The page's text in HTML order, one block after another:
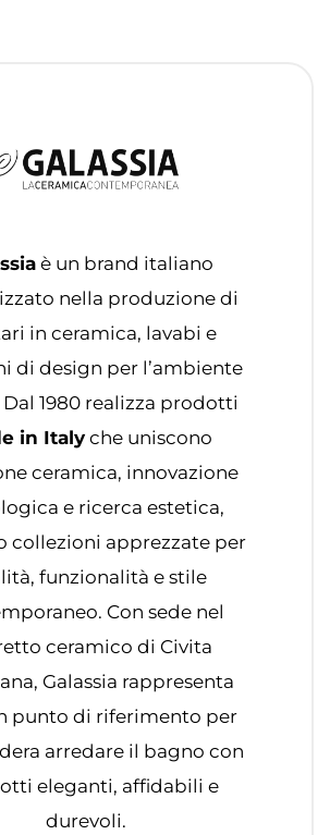
è un brand italiano
nella produzione di
in ceramica, lavabi e
di design per l’ambiente
1980 realizza prodotti
in Italyche uniscono
ceramica, innovazione
e ricerca estetica,
collezioni apprezzate per
funzionalità e stile
Con sede nel
ceramico di Civita
Galassia rappresenta
punto di riferimento per
arredare il bagno con
eleganti, affidabili e
durevoli.